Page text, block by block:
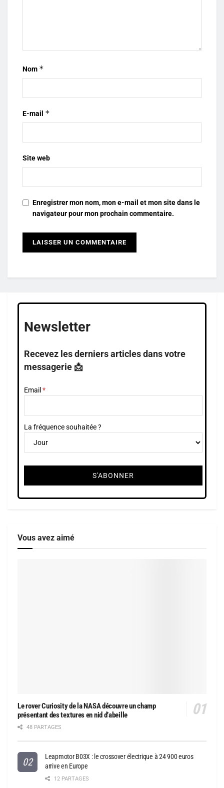
Nom *
E-mail *
Site web
Enregistrer mon nom, mon e-mail et mon site dans le
navigateur pour mon prochain commentaire.
Newsletter
Recevez les derniers articles dans votre
messagerie 📩
Email
La fréquence souhaitée ?
Vous avez aimé
Le rover Curiosity de la NASA découvre un champ
présentant des textures en nid d’abeille
48 PARTAGES
Leapmotor B03X : le crossover électrique à 24 900 euros
arrive en Europe
12 PARTAGES